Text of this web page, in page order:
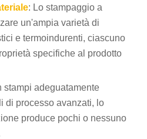
: Lo stampaggio a
un'ampia varietà di
e termoindurenti, ciascuno
specifiche al prodotto
stampi adeguatamente
di processo avanzati, lo
produce pochi o nessuno